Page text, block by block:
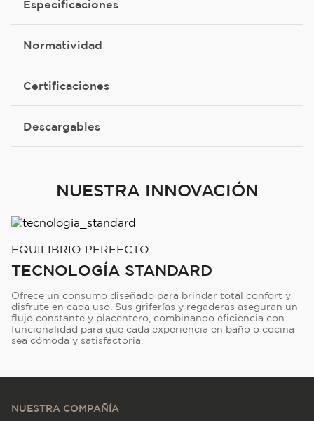
Especificaciones
Normatividad
Certificaciones
Descargables
NUESTRA INNOVACIÓN
EQUILIBRIO PERFECTO
TECNOLOGÍA STANDARD
Ofrece un consumo diseñado para brindar total confort y
disfrute en cada uso. Sus griferías y regaderas aseguran un
flujo constante y placentero, combinando eficiencia con
funcionalidad para que cada experiencia en baño o cocina
sea cómoda y satisfactoria.
NUESTRA COMPAÑÍA